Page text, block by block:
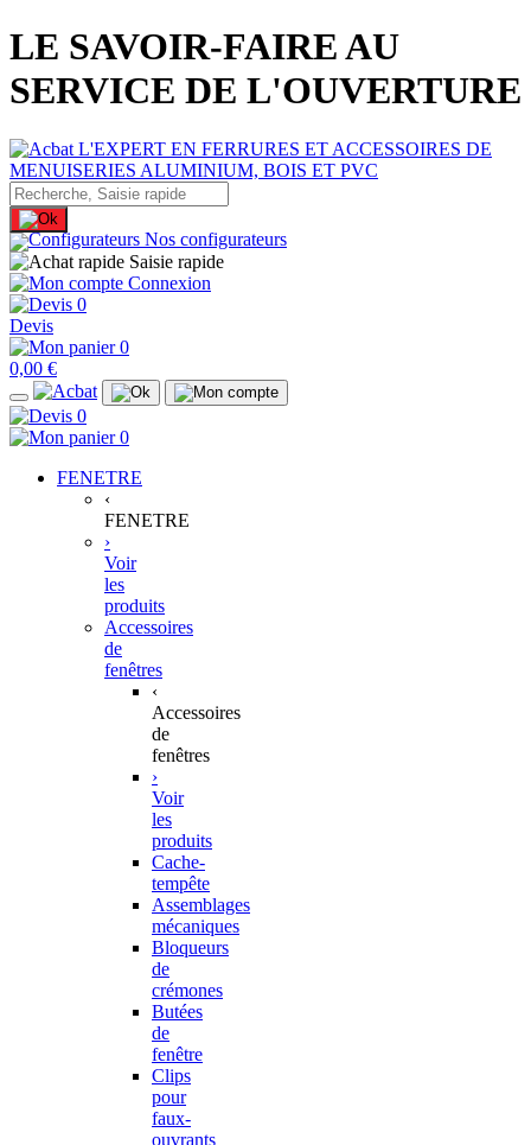
LE SAVOIR-FAIRE AU
SERVICE DE L'OUVERTURE
Nos configurateurs
Saisie rapide
Connexion
0
Devis
0
0,00 €
0
0
FENETRE
‹
FENETRE
›
Voir
les
produits
Accessoires
de
fenêtres
‹
Accessoires
de
fenêtres
›
Voir
les
produits
Cache-
tempête
Assemblages
mécaniques
Bloqueurs
de
crémones
Butées
de
fenêtre
Clips
pour
faux-
ouvrants